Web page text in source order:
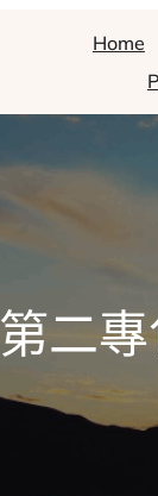
Home
第二